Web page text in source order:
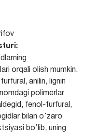
orqali olish mumkin.
anilin, lignin
polimerlar
fenol-furfural,
bilan o’zaro
bo’lib, uning